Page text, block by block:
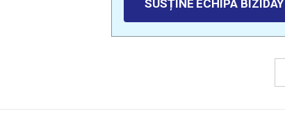
SUSȚINE ECHIPA BIZIDAY